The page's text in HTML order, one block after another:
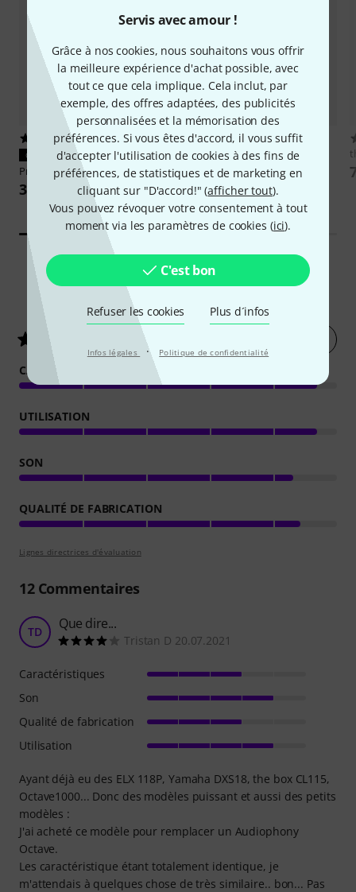
Servis avec amour !
Grâce à nos cookies, nous souhaitons vous offrir
la meilleure expérience d'achat possible, avec
tout ce que cela implique. Cela inclut, par
exemple, des offres adaptées, des publicités
personnalisées et la mémorisation des
préférences. Si vous êtes d'accord, il vous suffit
d'accepter l'utilisation de cookies à des fins de
préférences, de statistiques et de marketing en
cliquant sur "D'accord!" (afficher tout).
Vous pouvez révoquer votre consentement à tout
moment via les paramètres de cookies (ici).
C'est bon
Refuser les cookies Plus d´infos
Infos légales · Politique de confidentialité
7
CONVIENT À COUP SÛR
Proel S15A Cover
38 €
112
dB Technologies Sub 615
555 €
Évaluations des clients
/ 5
CARACTÉRISTIQUES
UTILISATION
SON
QUALITÉ DE FABRICATION
Lignes directrices d'évaluation
12Commentaires
TD Que dire...
Tristan D 20.07.2021
Ayant déjà eu des ELX 118P, Yamaha DXS18, the box CL115,
Octave1000... Donc des modèles puissant et aussi des petits
modèles :
J'ai acheté ce modèle pour remplacer un Audiophony
Octave.
Les caractéristique étant totalement identique, je
m'attendais à quelques chose de très similaire.. bon... Pas
Caractéristiques
Son
Qualité de fabrication
Utilisation